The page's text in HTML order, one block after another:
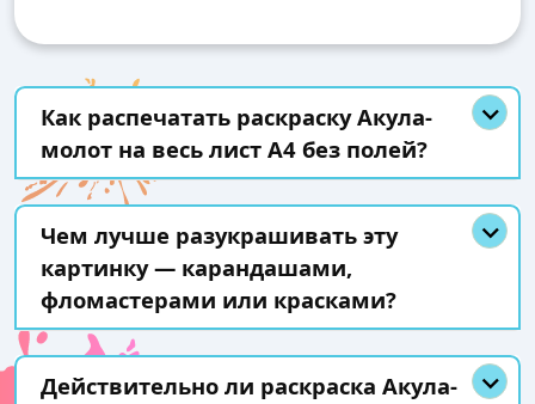
Как распечатать раскраску Акула-
молот на весь лист А4 без полей?
Чем лучше разукрашивать эту
картинку — карандашами,
фломастерами или красками?
Действительно ли раскраска Акула-